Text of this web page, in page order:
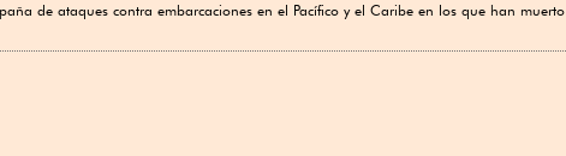
de ataques contra embarcaciones en el Pacífico y el Caribe en los que han muerto